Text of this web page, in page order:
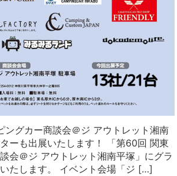
ングカー商談会＠ジ アウトレット湘南
ーも出展いたします！ 「第60回 関東
会＠ジ アウトレット湘南平塚」にグラ
たします。 イベント会場「ジ […]